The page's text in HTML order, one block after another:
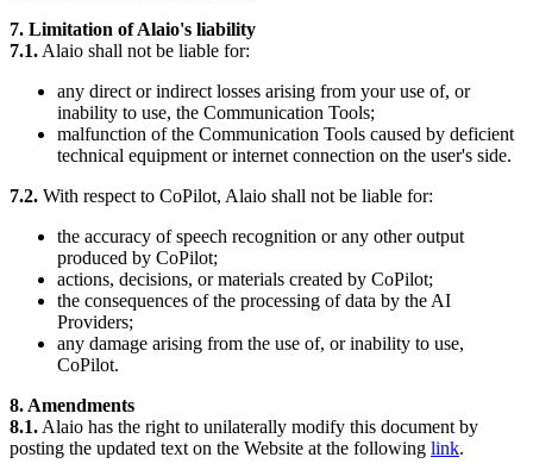
7. Limitation of Alaio's liability
7.1. Alaio shall not be liable for:
any direct or indirect losses arising from your use of, or
inability to use, the Communication Tools;
malfunction of the Communication Tools caused by deficient
technical equipment or internet connection on the user's side.
7.2. With respect to CoPilot, Alaio shall not be liable for:
the accuracy of speech recognition or any other output
produced by CoPilot;
actions, decisions, or materials created by CoPilot;
the consequences of the processing of data by the AI
Providers;
any damage arising from the use of, or inability to use,
CoPilot.
8. Amendments
8.1. Alaio has the right to unilaterally modify this document by
posting the updated text on the Website at the following link.